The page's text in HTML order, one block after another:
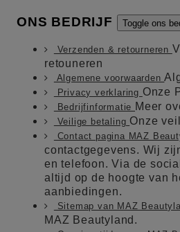
ONS BEDRIJF Toggle ons
Verzenden & retourneren
retouneren
Algemene voorwaarden
Privacy verklaring Onze
Bedrijfinformatie Meer
Veilige betaling Onze
Contact pagina MAZ
contactgegevens. Wij
en telefoon. Via de
altijd op de hoogte van
aanbiedingen.
Sitemap van MAZ
MAZ Beautyland.